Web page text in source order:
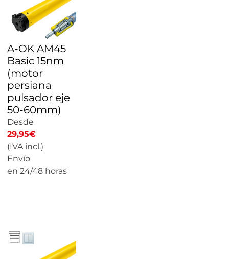
A-OK AM45
Basic 15nm
(motor
persiana
pulsador eje
50-60mm)
Desde
29,95€
(IVA incl.)
Envío
en 24/48 horas